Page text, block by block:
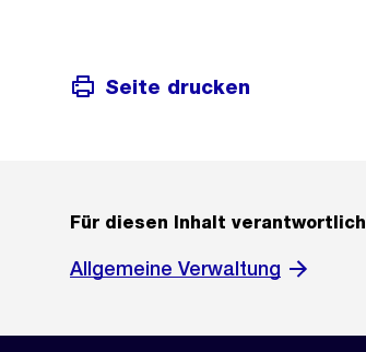
Seite drucken
Für diesen Inhalt verantwortlich
Allgemeine Verwaltung